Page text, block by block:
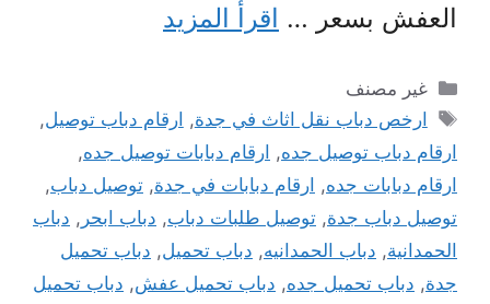
العفش بسعر … اقرأ المزيد
التصنيفات
غير مصنف
الوسوم
ارخص دباب نقل اثاث في جدة, ارقام دباب توصيل,
ارقام دباب توصيل جده, ارقام دبابات توصيل جده,
ارقام دبابات جده, ارقام دبابات في جدة, توصيل دباب,
توصيل دباب جدة, توصيل طلبات دباب, دباب ابحر , دباب
الحمدانية, دباب الحمدانيه, دباب تحميل, دباب تحميل
جدة, دباب تحميل جده, دباب تحميل عفش, دباب تحميل